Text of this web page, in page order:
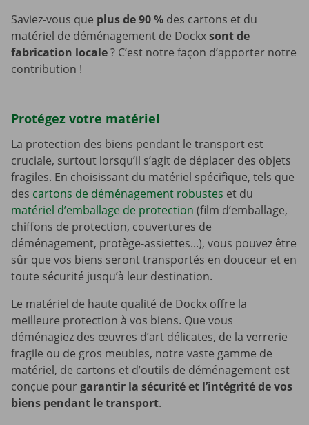
Saviez-vous que plus de 90 % des cartons et du
matériel de déménagement de Dockxsont de
fabrication locale? C’est notre façon d’apporter notre
contribution !
Protégez votre matériel
La protection des biens pendant le transport est
cruciale, surtout lorsqu’il s’agit de déplacer des objets
fragiles. En choisissant du matériel spécifique, tels que
des cartons de déménagement robustes et du
matériel d’emballage de protection (film d’emballage,
chiffons de protection, couvertures de
déménagement, protège-assiettes...), vous pouvez être
sûr que vos biens seront transportés en douceur et en
toute sécurité jusqu’à leur destination.
Le matériel de haute qualité de Dockx offre la
meilleure protection à vos biens. Que vous
déménagiez des œuvres d’art délicates, de la verrerie
fragile ou de gros meubles, notre vaste gamme de
matériel, de cartons et d’outils de déménagement est
conçue pourgarantir la sécurité et l’intégrité de vos
biens pendant le transport.